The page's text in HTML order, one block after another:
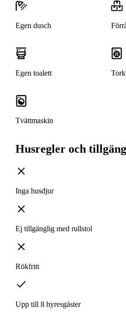
Egen dusch
Egen toalett
Tvättmaskin
Husregler och
Inga husdjur
Ej tillgänglig med rullstol
Rökfritt
Upp till 8 hyresgäster